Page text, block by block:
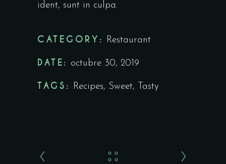
ident, sunt in culpa.
CATEGORY: Restaurant
DATE: octubre 30, 2019
TAGS: Recipes, Sweet, Tasty